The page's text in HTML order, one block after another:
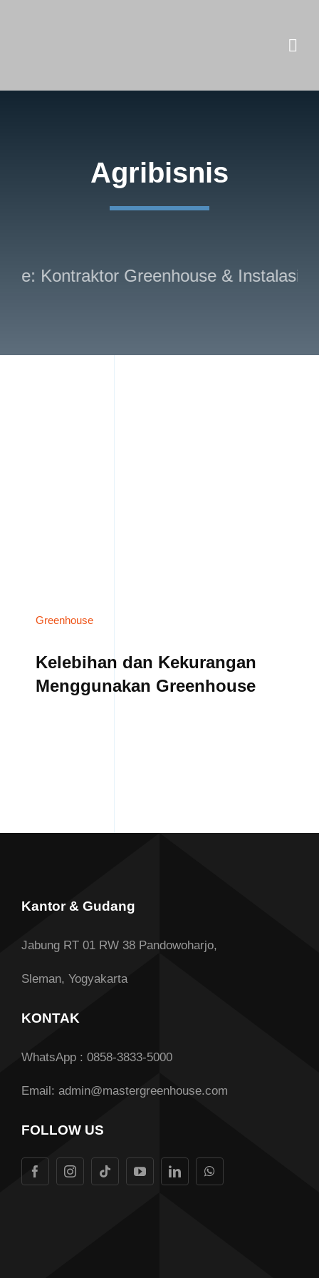
Agribisnis
Kontraktor Greenhouse & Instalasi
Greenhouse
Kelebihan dan Kekurangan
Menggunakan Greenhouse
Kantor & Gudang
Jabung RT 01 RW 38 Pandowoharjo,
Sleman, Yogyakarta
KONTAK
WhatsApp : 0858-3833-5000
Email: admin@mastergreenhouse.com
FOLLOW US